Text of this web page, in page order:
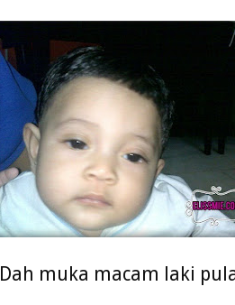
Dah muka macam laki